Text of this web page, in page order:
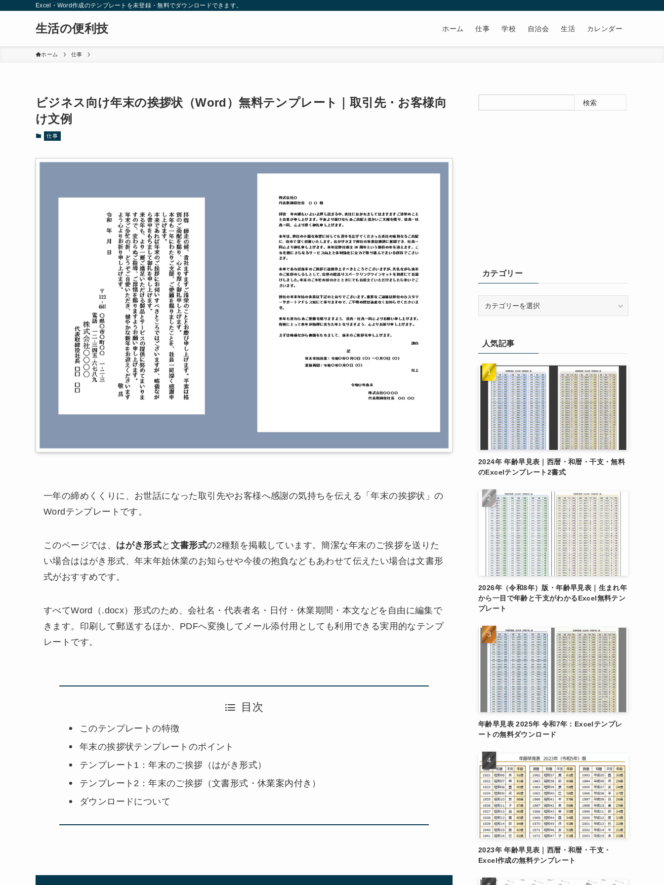
Excel・Word作成のテンプレートを未登録・無料でダウンロードできます。
生活の便利技 ホーム 仕事 学校 自治会 生活 カレンダー
ホーム 仕事
ビジネス向け年末の挨拶状（Word）無料テンプレート｜取引先・お客様向
け文例
仕事
一年の締めくくりに、お世話になった取引先やお客様へ感謝の気持ちを伝える「年末の挨拶状」の
Wordテンプレートです。
このページでは、 はがき形式と 文書形式の2種類を掲載しています。簡潔な年末のご挨拶を送りた
い場合ははがき形式、年末年始休業のお知らせや今後の抱負などもあわせて伝えたい場合は文書形
式がおすすめです。
すべてWord（.docx）形式のため、会社名・代表者名・日付・休業期間・本文などを自由に編集で
きます。印刷して郵送するほか、PDFへ変換してメール添付用としても利用できる実用的なテンプ
レートです。
目次
このテンプレートの特徴
年末の挨拶状テンプレートのポイント
テンプレート1：年末のご挨拶（はがき形式）
テンプレート2：年末のご挨拶（文書形式・休業案内付き）
ダウンロードについて
検索
カテゴリー
ー人気記事
2024年 年齢早見表｜西暦・和暦・干支・無料
のExcelテンプレート2書式
2026年（令和8年）版・年齢早見表｜生まれ年
から一目で年齢と干支がわかるExcel無料テン
プレート
年齢早見表 2025年 令和7年：Excelテンプレ
ートの無料ダウンロード
2023年 年齢早見表｜西暦・和暦・干支・
Excel作成の無料テンプレート